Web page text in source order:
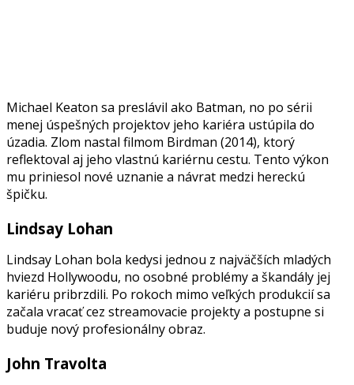
Michael Keaton sa preslávil ako Batman, no po sérii
menej úspešných projektov jeho kariéra ustúpila do
úzadia. Zlom nastal filmom Birdman (2014), ktorý
reflektoval aj jeho vlastnú kariérnu cestu. Tento výkon
mu priniesol nové uznanie a návrat medzi hereckú
špičku.
Lindsay Lohan
Lindsay Lohan bola kedysi jednou z najväčších mladých
hviezd Hollywoodu, no osobné problémy a škandály jej
kariéru pribrzdili. Po rokoch mimo veľkých produkcií sa
začala vracať cez streamovacie projekty a postupne si
buduje nový profesionálny obraz.
John Travolta